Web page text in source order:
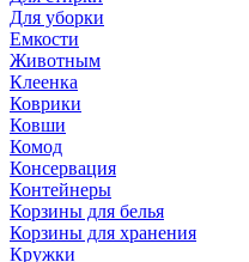
Для уборки
Емкости
Животным
Клеенка
Коврики
Ковши
Комод
Консервация
Контейнеры
Корзины для белья
Корзины для хранения
Кружки